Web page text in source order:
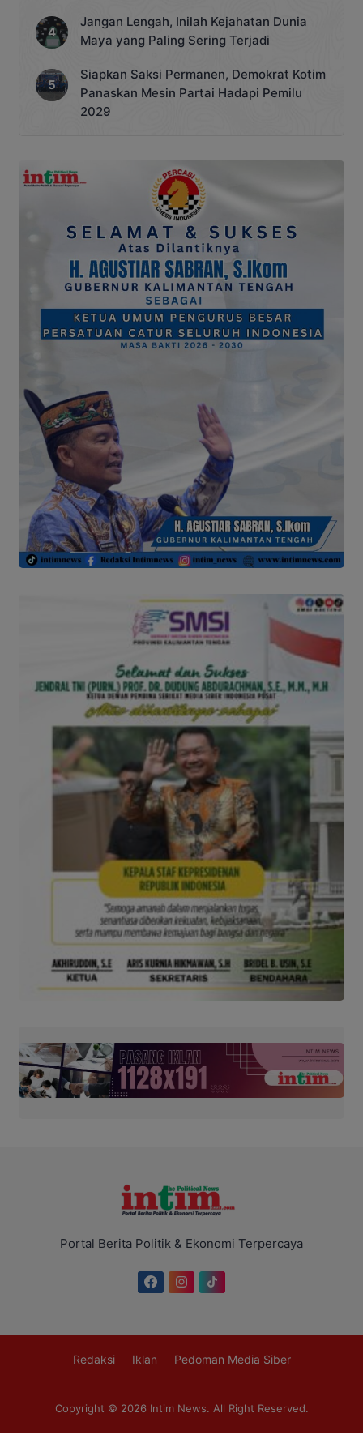
Jangan Lengah, Inilah Kejahatan Dunia
Maya yang Paling Sering Terjadi
Siapkan Saksi Permanen, Demokrat Kotim
Panaskan Mesin Partai Hadapi Pemilu
2029
Portal Berita Politik & Ekonomi Terpercaya
Redaksi Iklan Pedoman Media Siber
Copyright © 2026 Intim News. All Right Reserved.